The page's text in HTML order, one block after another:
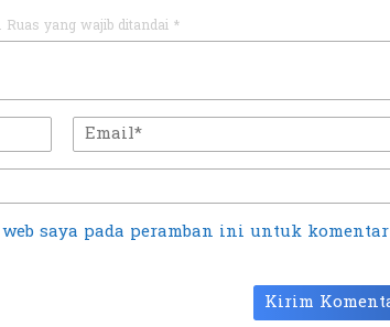
Ruas yang wajib ditandai *
saya pada peramban ini untuk komentar